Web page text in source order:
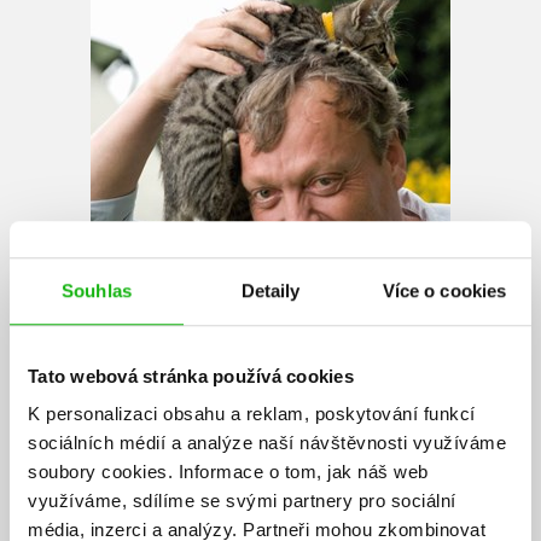
Souhlas Detaily Více o cookies
Tato webová stránka používá cookies
K personalizaci obsahu a reklam, poskytování funkcí
sociálních médií a analýze naší návštěvnosti využíváme
soubory cookies. Informace o tom, jak náš web
využíváme, sdílíme se svými partnery pro sociální
média, inzerci a analýzy. Partneři mohou zkombinovat
Jonas Jonasson